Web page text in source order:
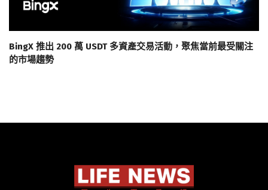
BingX 推出 200 萬 USDT 多資產交易活動，聚焦當前最受關注
的市場趨勢